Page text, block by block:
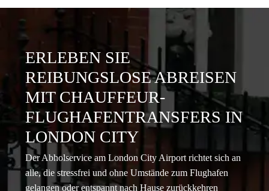
ERLEBEN SIE
REIBUNGSLOSE ABREISEN
MIT CHAUFFEUR-
FLUGHAFENTRANSFERS IN
LONDON CITY
Der Abholservice am London City Airport richtet sich an
alle, die stressfrei und ohne Umstände zum Flughafen
gelangen oder entspannt nach Hause zurückkehren